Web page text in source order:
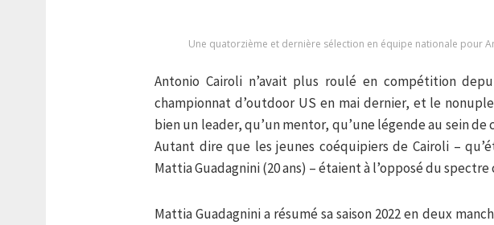
Une quatorzième et dernière sélection en équipe nationale pour
Antonio Cairoli n’avait plus roulé en compétition
championnat d’outdoor US en mai dernier, et le
bien un leader, qu’un mentor, qu’une légende au sein
Autant dire que les jeunes coéquipiers de Cairoli –
Mattia Guadagnini (20 ans) – étaient à l’opposé du
Mattia Guadagnini a résumé sa saison 2022 en deux